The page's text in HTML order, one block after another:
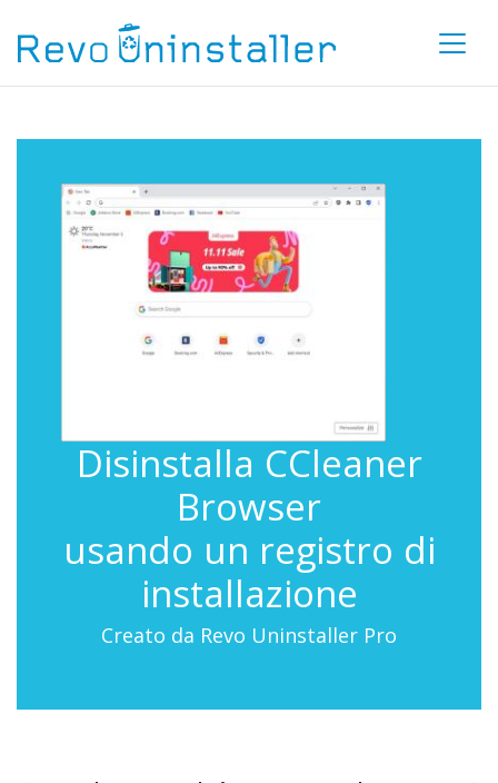
Disinstalla CCleaner
Browser
usando un registro di
installazione
Creato da Revo Uninstaller Pro